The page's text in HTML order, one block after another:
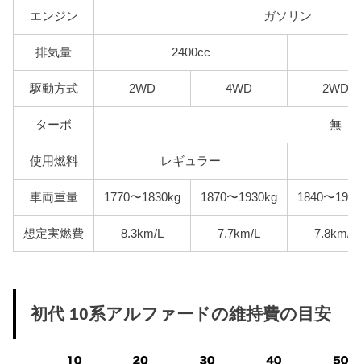
エンジン ガソリン
排気量 2400cc
駆動方式 2WD 4WD 2WD
ターボ 無
使用燃料 レギュラー
車両重量 1770〜1830kg 1870〜1930kg 1840〜
想定実燃費 8.3km/L 7.7km/L 7.8km/L
初代 10系アルファードの維持費の目安